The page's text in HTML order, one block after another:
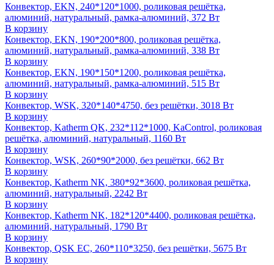
Конвектор, EKN, 240*120*1000, роликовая решётка,
алюминий, натуральный, рамка-алюминий, 372 Вт
В корзину
Конвектор, EKN, 190*200*800, роликовая решётка,
алюминий, натуральный, рамка-алюминий, 338 Вт
В корзину
Конвектор, EKN, 190*150*1200, роликовая решётка,
алюминий, натуральный, рамка-алюминий, 515 Вт
В корзину
Конвектор, WSK, 320*140*4750, без решётки, 3018 Вт
В корзину
Конвектор, Katherm QK, 232*112*1000, KaControl, роликовая
решётка, алюминий, натуральный, 1160 Вт
В корзину
Конвектор, WSK, 260*90*2000, без решётки, 662 Вт
В корзину
Конвектор, Katherm NK, 380*92*3600, роликовая решётка,
алюминий, натуральный, 2242 Вт
В корзину
Конвектор, Katherm NK, 182*120*4400, роликовая решётка,
алюминий, натуральный, 1790 Вт
В корзину
Конвектор, QSK EC, 260*110*3250, без решётки, 5675 Вт
В корзину